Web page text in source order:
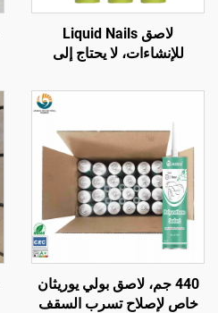
لاصق Liquid Nails
للإنشاءات، لا يحتاج إلى
440 جم، لاصق بولي يوريثان
خاص لإصلاح تسرب السقف